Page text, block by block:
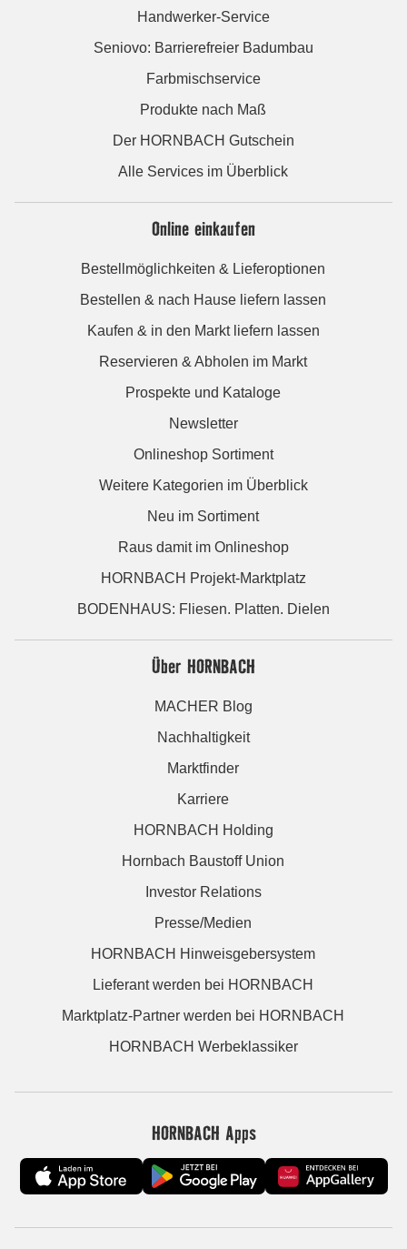
Handwerker-Service
Seniovo: Barrierefreier Badumbau
Farbmischservice
Produkte nach Maß
Der HORNBACH Gutschein
Alle Services im Überblick
Online einkaufen
Bestellmöglichkeiten & Lieferoptionen
Bestellen & nach Hause liefern lassen
Kaufen & in den Markt liefern lassen
Reservieren & Abholen im Markt
Prospekte und Kataloge
Newsletter
Onlineshop Sortiment
Weitere Kategorien im Überblick
Neu im Sortiment
Raus damit im Onlineshop
HORNBACH Projekt-Marktplatz
BODENHAUS: Fliesen. Platten. Dielen
Über HORNBACH
MACHER Blog
Nachhaltigkeit
Marktfinder
Karriere
HORNBACH Holding
Hornbach Baustoff Union
Investor Relations
Presse/Medien
HORNBACH Hinweisgebersystem
Lieferant werden bei HORNBACH
Marktplatz-Partner werden bei HORNBACH
HORNBACH Werbeklassiker
HORNBACH Apps